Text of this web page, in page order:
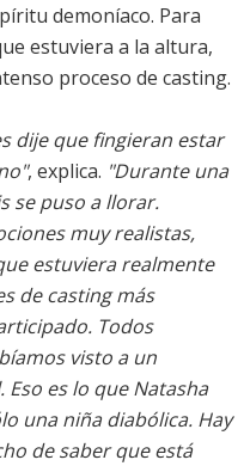
demoníaco. Para
estuviera a la altura,
proceso de casting.
dije que fingieran estar
, explica. "Durante una
se puso a llorar.
muy realistas,
estuviera realmente
de casting más
Todos
visto a un
es lo que Natasha
una niña diabólica. Hay
de saber que está